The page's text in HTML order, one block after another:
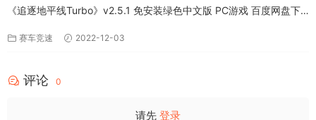
《追逐地平线Turbo》v2.5.1 免安装绿色中文版 PC游戏 百度网盘下
赛车竞速 2022-12-03
评论 0
请先 登录